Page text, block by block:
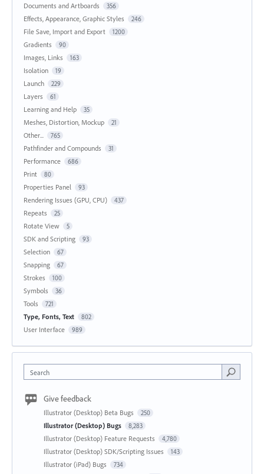
Documents and Artboards 356
Effects, Appearance, Graphic Styles 246
File Save, Import and Export 1200
Gradients 90
Images, Links 163
Isolation 19
Launch 229
Layers 61
Learning and Help 35
Meshes, Distortion, Mockup 21
Other... 765
Pathfinder and Compounds 31
Performance 686
Print 80
Properties Panel 93
Rendering Issues (GPU, CPU) 437
Repeats 25
Rotate View 5
SDK and Scripting 93
Selection 67
Snapping 67
Strokes 100
Symbols 36
Tools 721
Type, Fonts, Text 802
User Interface 989
Search
Give feedback
Illustrator (Desktop) Beta Bugs 250
Illustrator (Desktop) Bugs 8,283
Illustrator (Desktop) Feature Requests 4,780
Illustrator (Desktop) SDK/Scripting Issues 143
Illustrator (iPad) Bugs 734